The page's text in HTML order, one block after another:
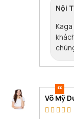
Nội
Võ Mỹ